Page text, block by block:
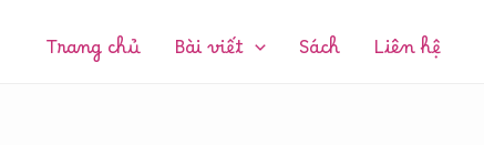
Trang chủ Bài viết Sách Liên hệ